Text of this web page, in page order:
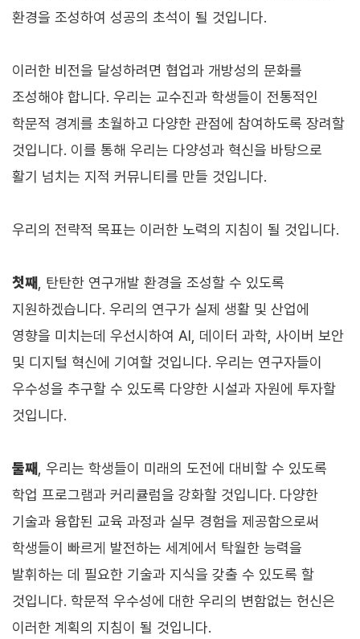
환경을 조성하여 성공의 초석이 될 것입니다.
이러한 비전을 달성하려면 협업과 개방성의 문화를
조성해야 합니다. 우리는 교수진과 학생들이 전통적인
학문적 경계를 초월하고 다양한 관점에 참여하도록 장려할
것입니다. 이를 통해 우리는 다양성과 혁신을 바탕으로
활기 넘치는 지적 커뮤니티를 만들 것입니다.
우리의 전략적 목표는 이러한 노력의 지침이 될 것입니다.
첫째
, 탄탄한 연구개발 환경을 조성할 수 있도록
지원하겠습니다. 우리의 연구가 실제 생활 및 산업에
영향을 미치는데 우선시하여 AI, 데이터 과학, 사이버 보안
및 디지털 혁신에 기여할 것입니다. 우리는 연구자들이
우수성을 추구할 수 있도록 다양한 시설과 자원에 투자할
것입니다.
둘째
, 우리는 학생들이 미래의 도전에 대비할 수 있도록
학업 프로그램과 커리큘럼을 강화할 것입니다. 다양한
기술과 융합된 교육 과정과 실무 경험을 제공함으로써
학생들이 빠르게 발전하는 세계에서 탁월한 능력을
발휘하는 데 필요한 기술과 지식을 갖출 수 있도록 할
것입니다. 학문적 우수성에 대한 우리의 변함없는 헌신은
이러한 계획의 지침이 될 것입니다.